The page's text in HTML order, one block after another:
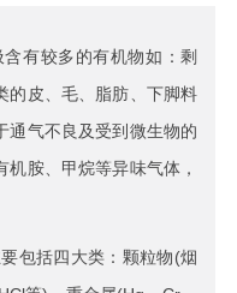
有较多的有机物如：剩
的皮、毛、脂肪、下脚料
通气不良及受到微生物的
胺、甲烷等异味气体，
包括四大类：颗粒物(烟